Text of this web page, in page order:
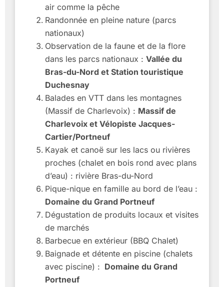
air comme la pêche
Randonnée en pleine nature (parcs
nationaux)
Observation de la faune et de la flore
dans les parcs nationaux : Vallée du
Bras-du-Nord et Station touristique
Duchesnay
Balades en VTT dans les montagnes
(Massif de Charlevoix) : Massif de
Charlevoix et Vélopiste Jacques-
Cartier/Portneuf
Kayak et canoë sur les lacs ou rivières
proches (chalet en bois rond avec plans
d’eau) : rivière Bras-du-Nord
Pique-nique en famille au bord de l’eau :
Domaine du Grand Portneuf
Dégustation de produits locaux et visites
de marchés
Barbecue en extérieur (BBQ Chalet)
Baignade et détente en piscine (chalets
avec piscine) : Domaine du Grand
Portneuf